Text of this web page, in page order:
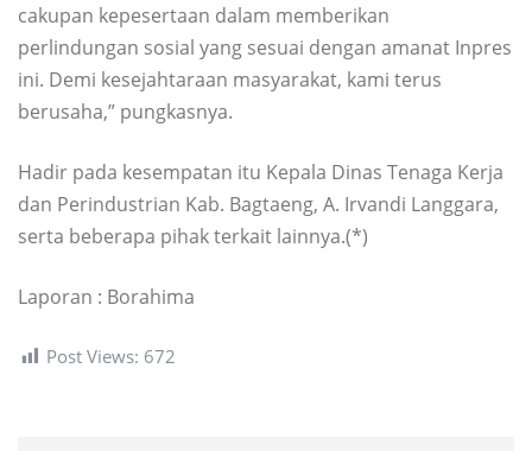
cakupan kepesertaan dalam memberikan
perlindungan sosial yang sesuai dengan amanat Inpres
ini. Demi kesejahtaraan masyarakat, kami terus
berusaha,” pungkasnya.
Hadir pada kesempatan itu Kepala Dinas Tenaga Kerja
dan Perindustrian Kab. Bagtaeng, A. Irvandi Langgara,
serta beberapa pihak terkait lainnya.(*)
Laporan : Borahima
Post Views: 672